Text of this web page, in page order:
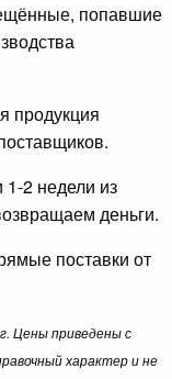
попавшие
продукция
1-2 недели из
деньги.
поставки от
Цены приведены с
характер и не